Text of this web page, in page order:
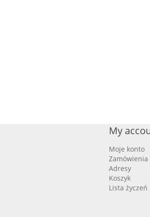
My
Moje konto
Zamówienia
Adresy
Koszyk
Lista życzeń